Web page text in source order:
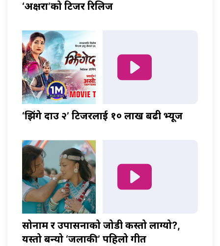
‘अक्षरा’को टिजर रिलिज
‘झिंगे दाउ २’ टिजरलाई १० लाख बढी भ्यूज
सोनाम र उपासनाको जोडी कस्तो लाग्यो?,
यस्तो बन्यो ‘जलाकी’ पहिलो गीत